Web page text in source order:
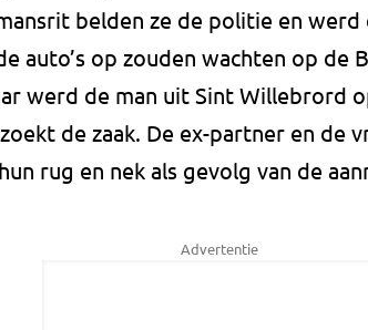
belden ze de politie en werd
auto’s op zouden wachten op de
werd de man uit Sint Willebrord
de zaak. De ex-partner en de
rug en nek als gevolg van de
Advertentie